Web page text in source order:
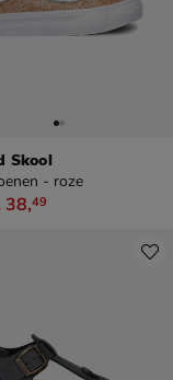
Skool
- roze
vanaf € 38,49
38,49